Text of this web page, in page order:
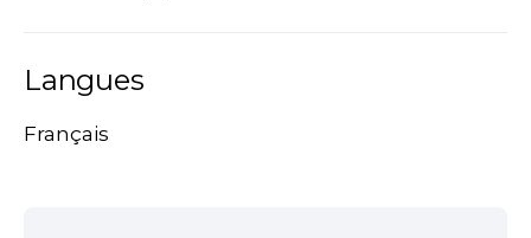
Langues
Français